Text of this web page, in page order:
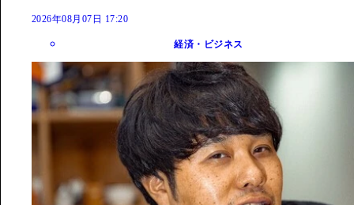
2026年08月07日 17:20
経済・ビジネス